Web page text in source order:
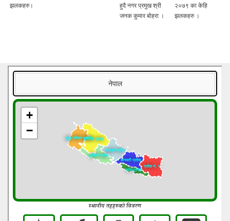
झलकहरु।
हुदै नगर प्रमुख श्री
जनक कुमार बोहरा ।
२०७९ का केहि
झलकहरु ।